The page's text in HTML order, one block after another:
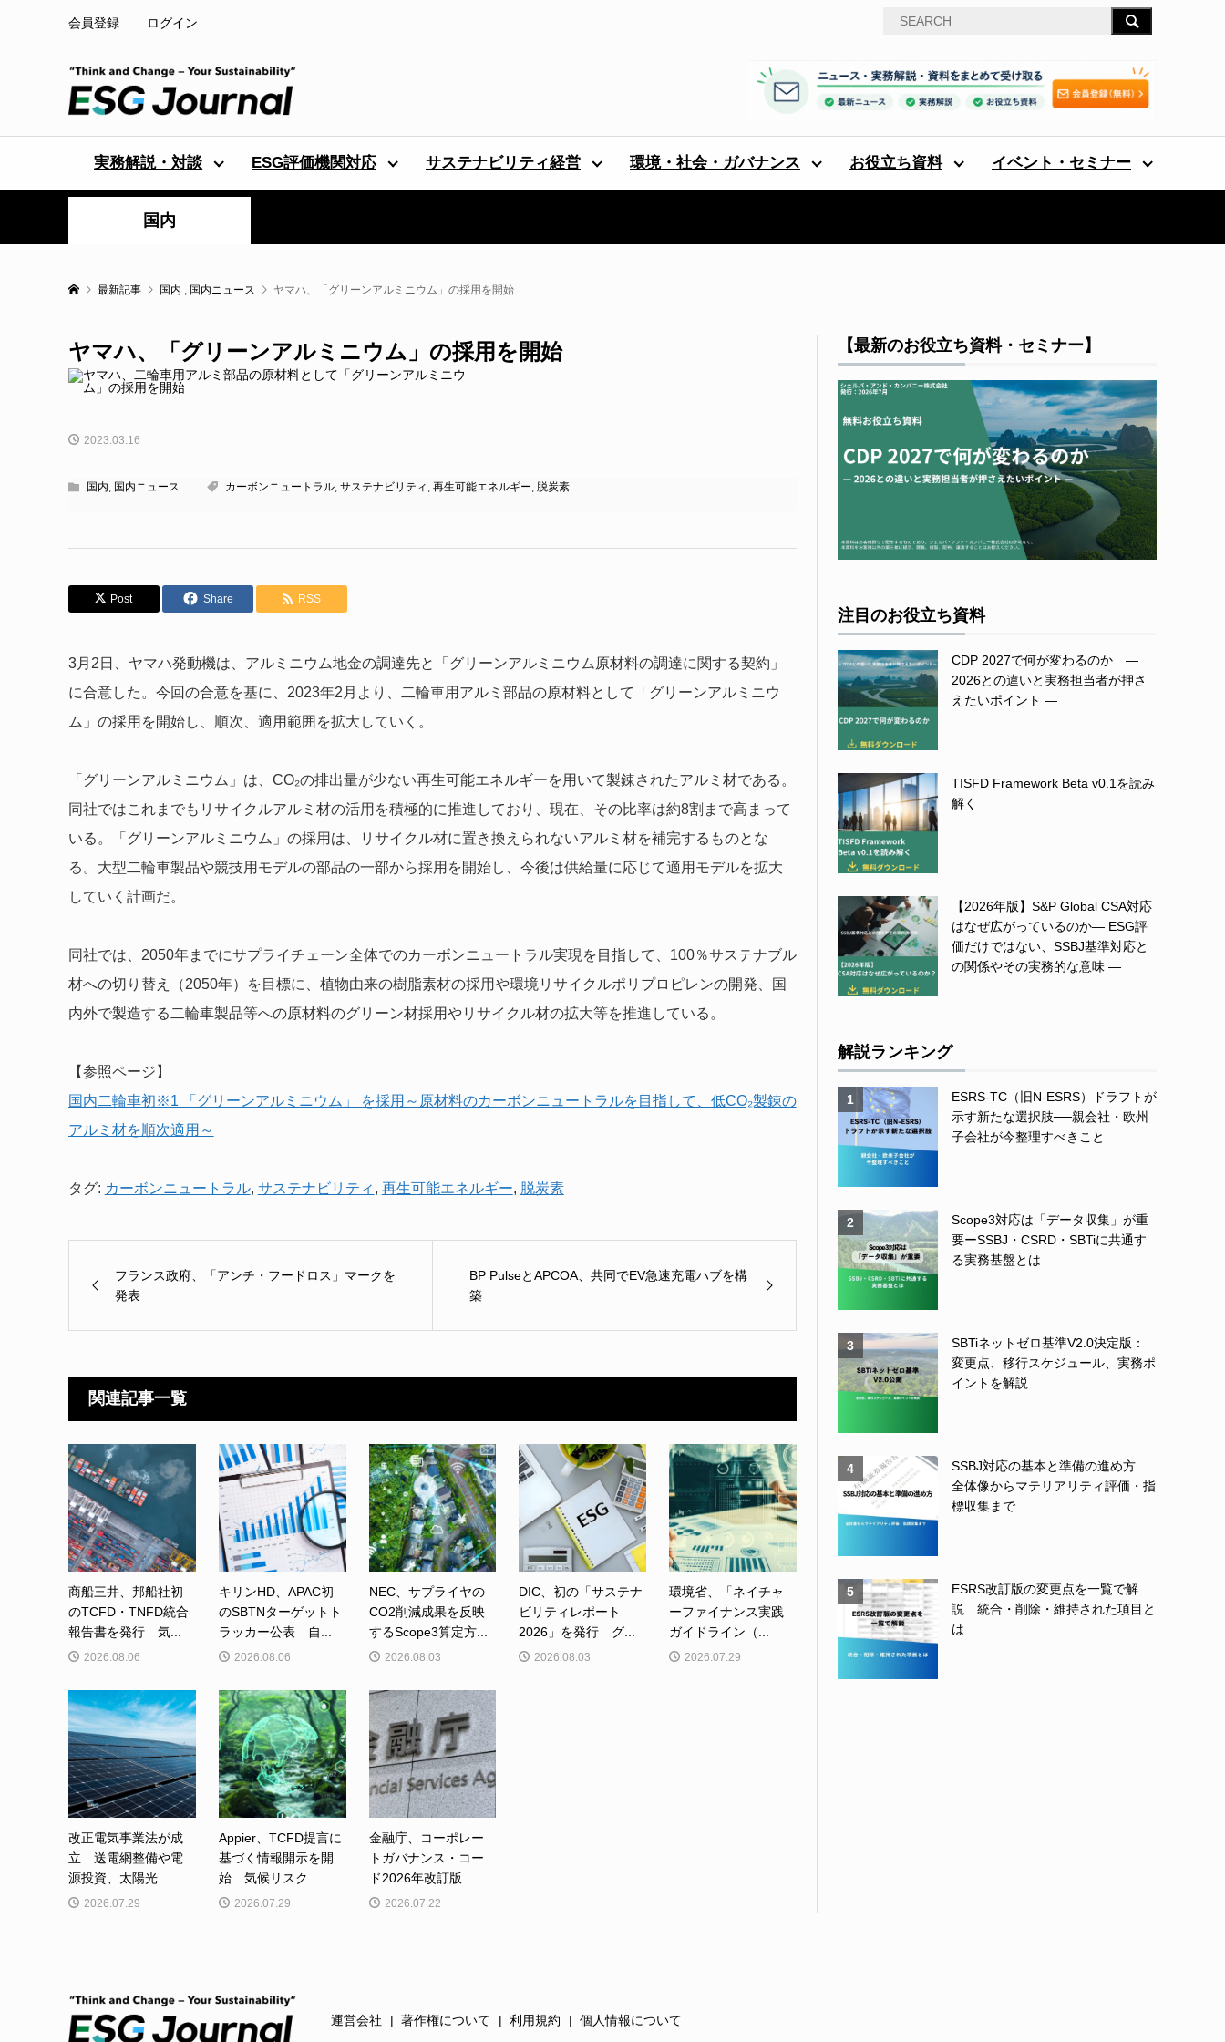
会員登録 ログイン
実務解説・対談 ESG評価機関対応 サステナビリティ経営 環境・社会・ガバナンス お役立ち資料 イベント・セミナー
国内
最新記事 国内 , 国内ニュース ヤマハ、「グリーンアルミニウム」の採用を開始
ヤマハ、「グリーンアルミニウム」の採用を開始
2023.03.16
国内, 国内ニュース カーボンニュートラル, サステナビリティ , 再生可能エネルギー, 脱炭素
Post Share RSS
3月2日、ヤマハ発動機は、アルミニウム地金の調達先と「グリーンアルミニウム原材料の調達に関する契約」
に合意した。今回の合意を基に、2023年2月より、二輪車用アルミ部品の原材料として「グリーンアルミニウ
ム」の採用を開始し、順次、適用範囲を拡大していく。
「グリーンアルミニウム」は、CO₂の排出量が少ない再生可能エネルギーを用いて製錬されたアルミ材である。
同社ではこれまでもリサイクルアルミ材の活用を積極的に推進しており、現在、その比率は約8割まで高まって
いる。「グリーンアルミニウム」の採用は、リサイクル材に置き換えられないアルミ材を補完するものとな
る。大型二輪車製品や競技用モデルの部品の一部から採用を開始し、今後は供給量に応じて適用モデルを拡大
していく計画だ。
同社では、2050年までにサプライチェーン全体でのカーボンニュートラル実現を目指して、100％サステナブル
材への切り替え（2050年）を目標に、植物由来の樹脂素材の採用や環境リサイクルポリプロピレンの開発、国
内外で製造する二輪車製品等への原材料のグリーン材採用やリサイクル材の拡大等を推進している。
【参照ページ】
国内二輪車初※1 「グリーンアルミニウム」 を採用～原材料のカーボンニュートラルを目指して、低CO₂製錬の
アルミ材を順次適用～
タグ: カーボンニュートラル, サステナビリティ , 再生可能エネルギー, 脱炭素
フランス政府、「アンチ・フードロス」マークを
発表
BP PulseとAPCOA、共同でEV急速充電ハブを構
築
関連記事一覧
商船三井、邦船社初
のTCFD・TNFD統合
報告書を発行 気...
2026.08.06
キリンHD、APAC初
のSBTNターゲットト
ラッカー公表 自...
2026.08.06
NEC、サプライヤの
CO2削減成果を反映
するScope3算定方...
2026.08.03
DIC、初の「サステナ
ビリティレポート
2026」を発行 グ...
2026.08.03
環境省、「ネイチャ
ーファイナンス実践
ガイドライン（...
2026.07.29
改正電気事業法が成
立 送電網整備や電
源投資、太陽光...
2026.07.29
Appier、TCFD提言に
基づく情報開示を開
始 気候リスク...
2026.07.29
金融庁、コーポレー
トガバナンス・コー
ド2026年改訂版...
2026.07.22
【最新のお役立ち資料・セミナー】
注目のお役立ち資料
CDP 2027で何が変わるのか ―
2026との違いと実務担当者が押さ
えたいポイント ―
TISFD Framework Beta v0.1を読み
解く
【2026年版】S&P Global CSA対応
はなぜ広がっているのか― ESG評
価だけではない、SSBJ基準対応と
の関係やその実務的な意味 ―
解説ランキング
1
ESRS-TC（旧N-ESRS）ドラフトが
示す新たな選択肢──親会社・欧州
子会社が今整理すべきこと
2
Scope3対応は「データ収集」が重
要ーSSBJ・CSRD・SBTiに共通す
る実務基盤とは
3
SBTiネットゼロ基準V2.0決定版：
変更点、移行スケジュール、実務ポ
イントを解説
4
SSBJ対応の基本と準備の進め方
全体像からマテリアリティ評価・指
標収集まで
5
ESRS改訂版の変更点を一覧で解
説 統合・削除・維持された項目と
は
運営会社 著作権について 利用規約 個人情報について